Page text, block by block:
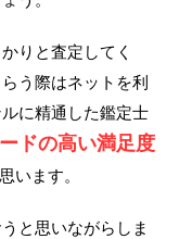
りと査定してく
う際はネットを利
に精通した鑑定士
ドの高い満足度
います。
と思いながらしま